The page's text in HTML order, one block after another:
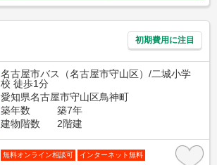
初期費用に注目
名古屋市バス（名古屋市守山区）/二城小学
校 徒歩1分
愛知県名古屋市守山区鳥神町
築年数
築7年
建物階数
2階建
無料オンライン相談可 インターネット無料